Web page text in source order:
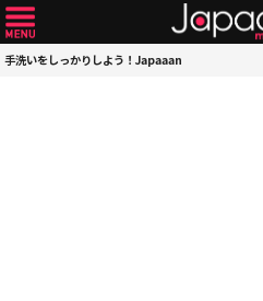
手洗いをしっかりしよう！Japaaan